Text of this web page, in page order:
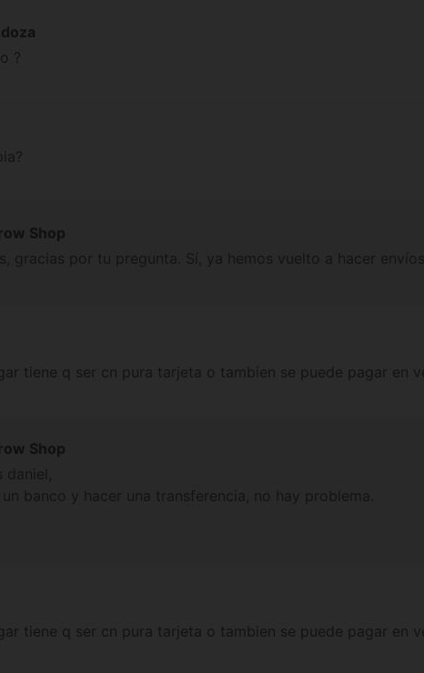
?
Shop
tiene q ser cn pura tarjeta o tambien se puede pagar en
Shop
tiene q ser cn pura tarjeta o tambien se puede pagar en